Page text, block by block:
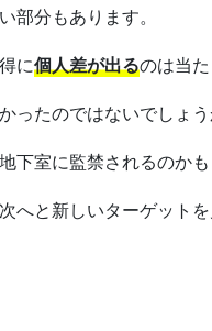
部分もあります。
に個人差が出るのは当た
たのではないでしょう
室に監禁されるのかも
へと新しいターゲット